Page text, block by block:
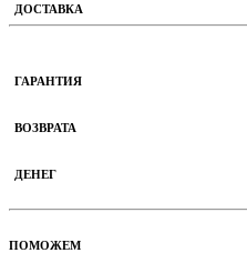
ДОСТАВКА
ГАРАНТИЯ
ВОЗВРАТА
ДЕНЕГ
ПОМОЖЕМ